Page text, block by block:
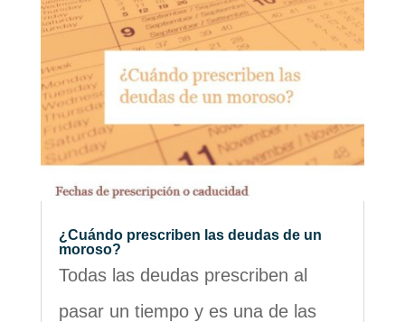
¿Cuándo prescriben las deudas de un
moroso?
Todas las deudas prescriben al
pasar un tiempo y es una de las